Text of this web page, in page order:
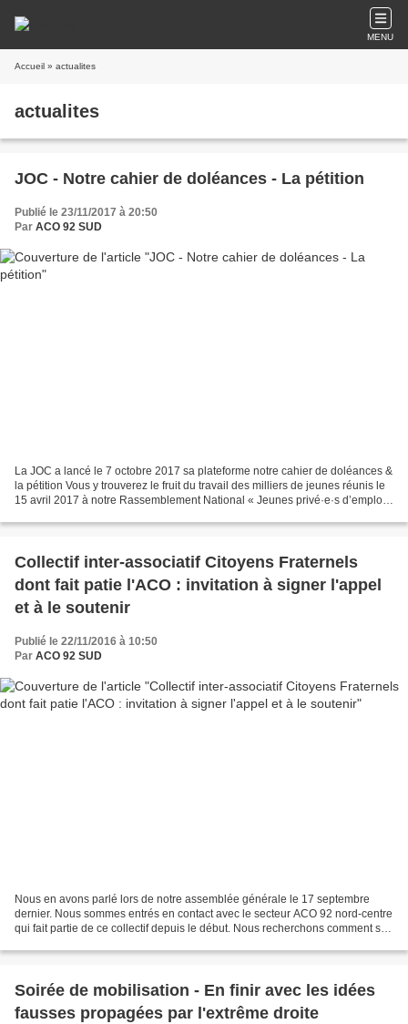
MENU
Accueil » actualites
actualites
JOC - Notre cahier de doléances - La pétition
Publié le 23/11/2017 à 20:50
Par ACO 92 SUD
La JOC a lancé le 7 octobre 2017 sa plateforme notre cahier de doléances &
la pétition Vous y trouverez le fruit du travail des milliers de jeunes réunis le
15 avril 2017 à notre Rassemblement National « Jeunes privé·e·s d’emploi
Collectif inter-associatif Citoyens Fraternels
dont fait patie l'ACO : invitation à signer l'appel
et à le soutenir
Publié le 22/11/2016 à 10:50
Par ACO 92 SUD
Nous en avons parlé lors de notre assemblée générale le 17 septembre
dernier. Nous sommes entrés en contact avec le secteur ACO 92 nord-centre
qui fait partie de ce collectif depuis le début. Nous recherchons comment sur
Soirée de mobilisation - En finir avec les idées
fausses propagées par l'extrême droite